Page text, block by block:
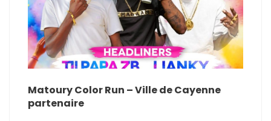
Matoury Color Run – Ville de Cayenne
partenaire